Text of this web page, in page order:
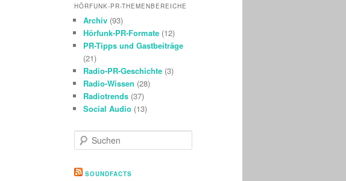
HÖRFUNK-PR-THEMENBEREICHE
Archiv (93)
Hörfunk-PR-Formate (12)
PR-Tipps und Gastbeiträge
(21)
Radio-PR-Geschichte (3)
Radio-Wissen (28)
Radiotrends (37)
Social Audio (13)
u
h
SOUNDFACTS